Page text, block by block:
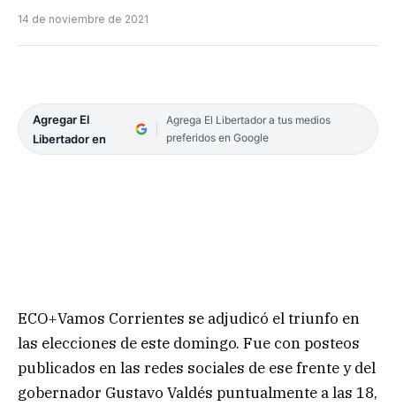
14 de noviembre de 2021
Agregar El
Libertador en
Agrega El Libertador a tus medios
preferidos en Google
ECO+Vamos Corrientes se adjudicó el triunfo en
las elecciones de este domingo. Fue con posteos
publicados en las redes sociales de ese frente y del
gobernador Gustavo Valdés puntualmente a las 18,